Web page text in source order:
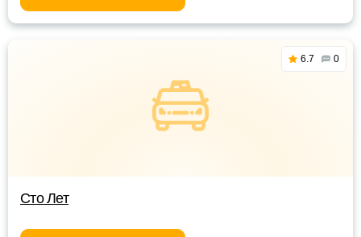
6.7 0
Сто Лет